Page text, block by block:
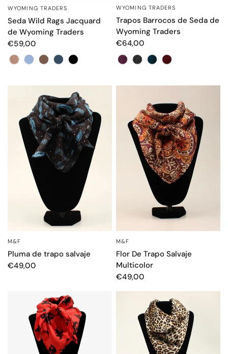
VISTA RÁPIDA
WYOMING TRADERS
Seda Wild Rags Jacquard
de Wyoming Traders
€59,00
Color
VISTA RÁPIDA
WYOMING TRADERS
Trapos Barrocos de Seda de
Wyoming Traders
€64,00
Color
M&F
Pluma de trapo salvaje
€49,00
M&F
Flor De Trapo Salvaje
Multicolor
€49,00